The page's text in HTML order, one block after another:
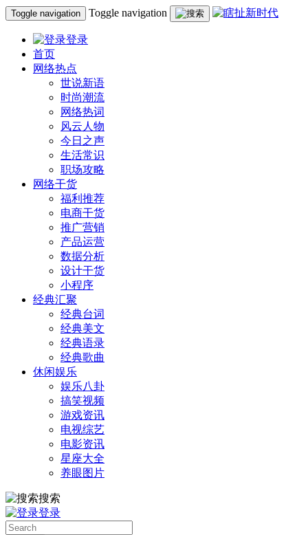
Toggle navigation Toggle navigation
登录
首页
网络热点
世说新语
时尚潮流
网络热词
风云人物
今日之声
生活常识
职场攻略
网络干货
福利推荐
电商干货
推广营销
产品运营
数据分析
设计干货
小程序
经典汇聚
经典台词
经典美文
经典语录
经典歌曲
休闲娱乐
娱乐八卦
搞笑视频
游戏资讯
电视综艺
电影资讯
星座大全
养眼图片
搜索
登录